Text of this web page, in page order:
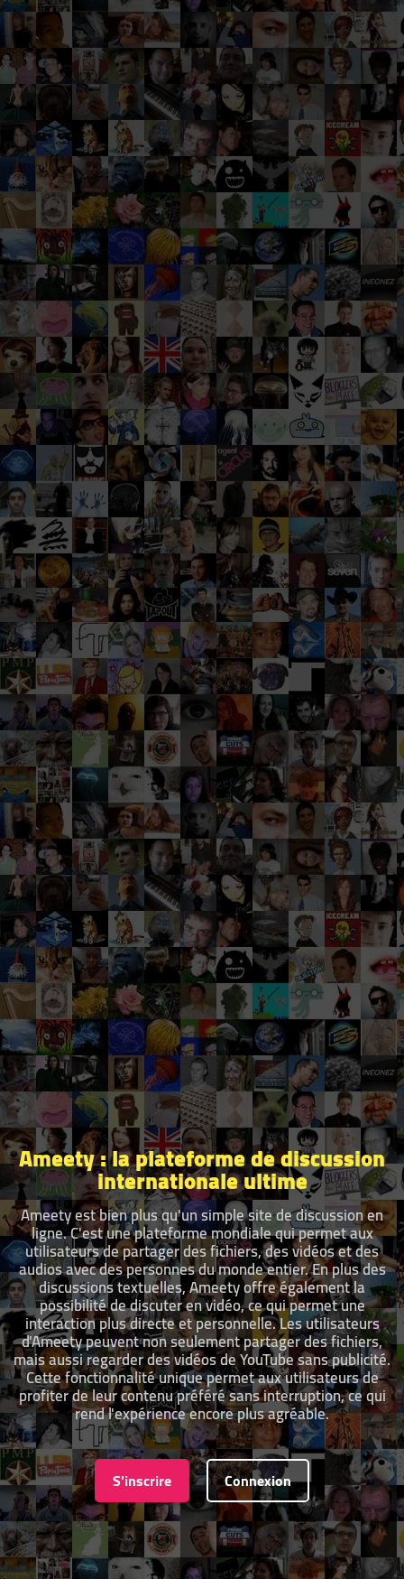
Ameety : la plateforme de discussion
internationale ultime
Ameety est bien plus qu'un simple site de discussion en
ligne. C'est une plateforme mondiale qui permet aux
utilisateurs de partager des fichiers, des vidéos et des
audios avec des personnes du monde entier. En plus des
discussions textuelles, Ameety offre également la
possibilité de discuter en vidéo, ce qui permet une
interaction plus directe et personnelle. Les utilisateurs
d'Ameety peuvent non seulement partager des fichiers,
mais aussi regarder des vidéos de YouTube sans publicité.
Cette fonctionnalité unique permet aux utilisateurs de
profiter de leur contenu préféré sans interruption, ce qui
rend l'expérience encore plus agréable.
S'inscrire Connexion